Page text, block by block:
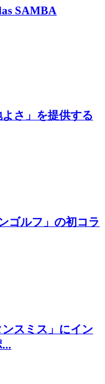
SAMBA
よさ」を提供する
ゴルフ」の初コラ
ンスミス」にイン